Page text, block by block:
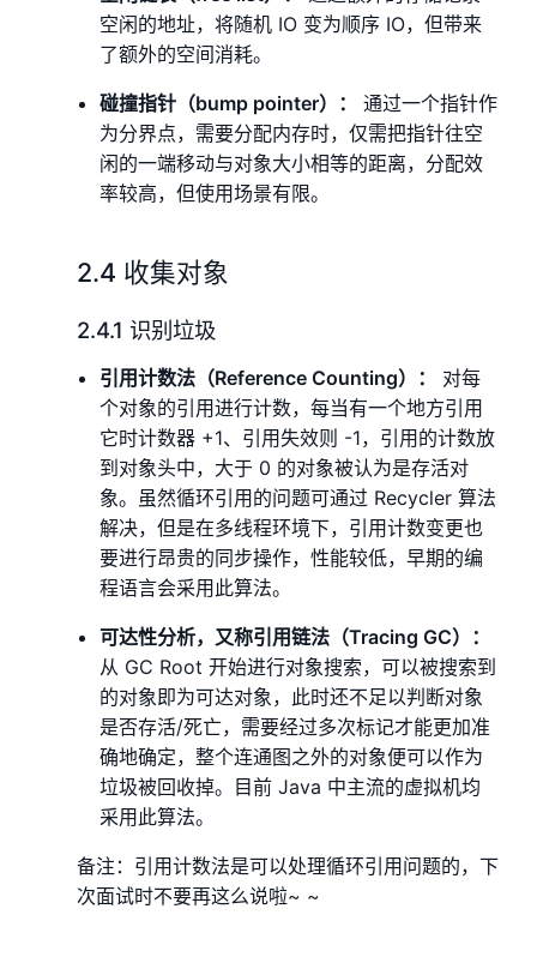
空闲的地址，将随机 IO 变为顺序 IO，但带来
了额外的空间消耗。
碰撞指针（bump pointer）：
通过一个指针作
为分界点，需要分配内存时，仅需把指针往空
闲的一端移动与对象大小相等的距离，分配效
率较高，但使用场景有限。
2.4 收集对象
2.4.1 识别垃圾
引用计数法（Reference Counting）：
对每
个对象的引用进行计数，每当有一个地方引用
它时计数器 +1、引用失效则 -1，引用的计数放
到对象头中，大于 0 的对象被认为是存活对
象。虽然循环引用的问题可通过 Recycler 算法
解决，但是在多线程环境下，引用计数变更也
要进行昂贵的同步操作，性能较低，早期的编
程语言会采用此算法。
可达性分析，又称引用链法（Tracing GC）：
从 GC Root 开始进行对象搜索，可以被搜索到
的对象即为可达对象，此时还不足以判断对象
是否存活/死亡，需要经过多次标记才能更加准
确地确定，整个连通图之外的对象便可以作为
垃圾被回收掉。目前 Java 中主流的虚拟机均
采用此算法。
备注：引用计数法是可以处理循环引用问题的，下
次面试时不要再这么说啦~ ~